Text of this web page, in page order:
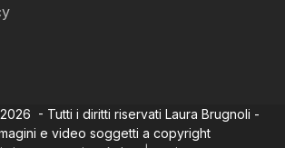
- Tutti i diritti riservati Laura Brugnoli -
e video soggetti a copyright